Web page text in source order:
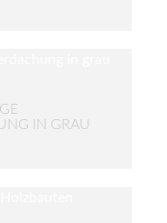
IN GRAU